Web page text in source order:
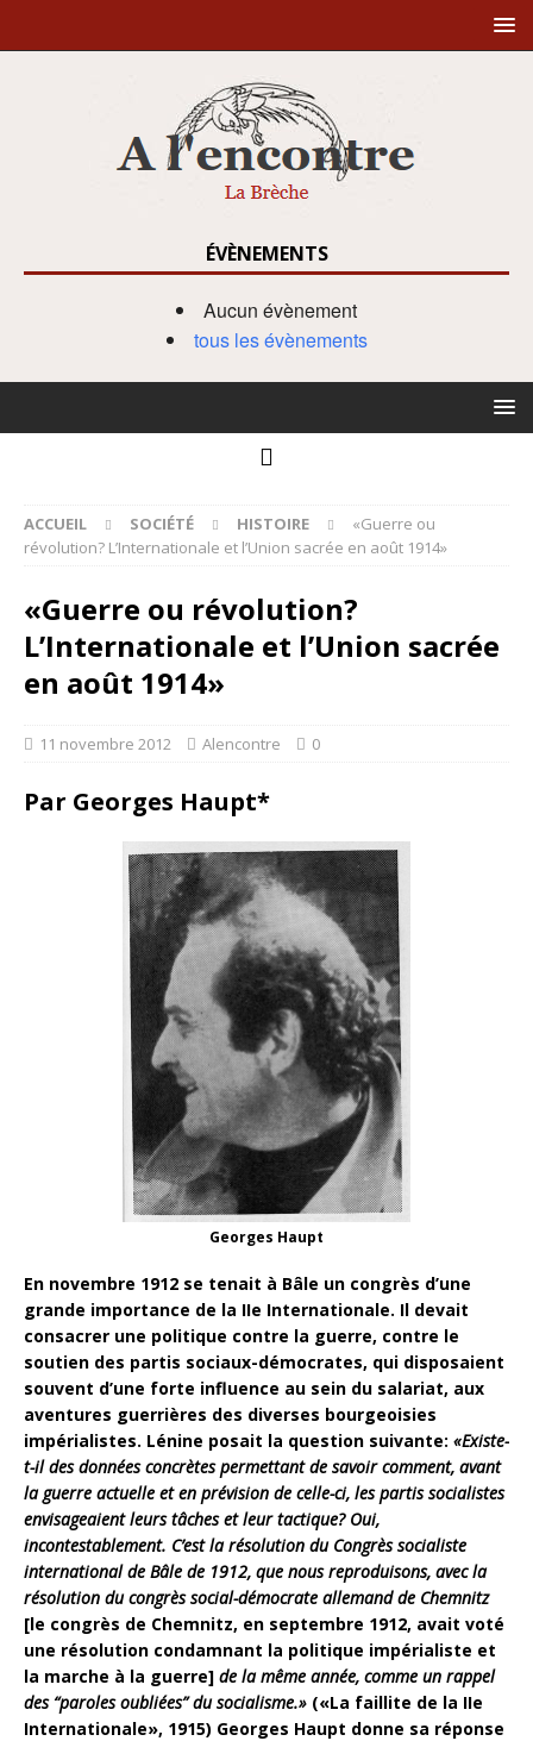
ÉVÈNEMENTS
Aucun évènement
tous les évènements
ACCUEIL SOCIÉTÉ HISTOIRE
«Guerre ou
révolution? L’Internationale et l’Union sacrée en août 1914»
«Guerre ou révolution?
L’Internationale et l’Union sacrée
en août 1914»
11 novembre 2012 Alencontre 0
Par Georges Haupt*
Georges Haupt
En novembre 1912 se tenait à Bâle un congrès d’une
grande importance de la IIe Internationale. Il devait
consacrer une politique contre la guerre, contre le
soutien des partis sociaux-démocrates, qui disposaient
souvent d’une forte influence au sein du salariat, aux
aventures guerrières des diverses bourgeoisies
impérialistes. Lénine posait la question suivante: «Existe-
t-il des données concrètes permettant de savoir comment, avant
la guerre actuelle et en prévision de celle-ci, les partis socialistes
envisageaient leurs tâches et leur tactique? Oui,
incontestablement. C’est la résolution du Congrès socialiste
international de Bâle de 1912, que nous reproduisons, avec la
résolution du congrès social-démocrate allemand de Chemnitz
[le congrès de Chemnitz, en septembre 1912, avait voté
une résolution condamnant la politique impérialiste et
la marche à la guerre] de la même année, comme un rappel
des “paroles oubliées” du socialisme.» («La faillite de la IIe
Internationale», 1915) Georges Haupt donne sa réponse